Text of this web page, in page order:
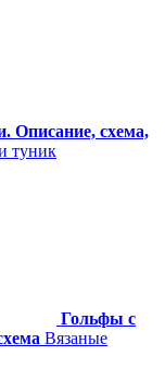
Описание, схема,
туник
Гольфы с
Вязаные